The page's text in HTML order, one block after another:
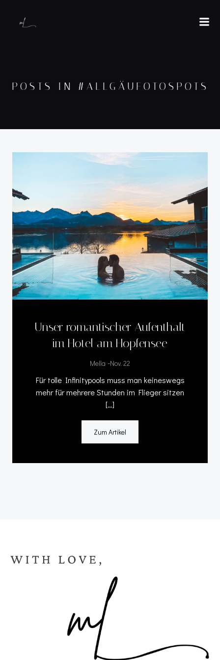
POSTS IN #ALLGÄUFOTOSPOTS
Unser romantischer Aufenthalt
im Hotel am Hopfensee
Mella -Nov. 22
Für tolle Infinitypools muss man keineswegs
mehr für mehrere Stunden im Flieger sitzen
[…]
Zum Artikel